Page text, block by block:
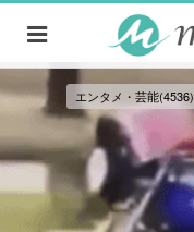
エンタメ・芸能(4536)